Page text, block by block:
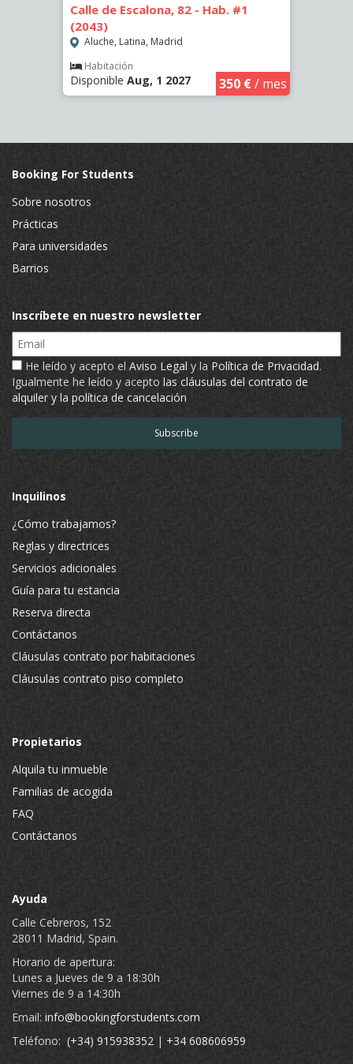
Calle de Escalona, 82 - Hab. #1
(2043)
Aluche, Latina, Madrid
Habitación
Disponible Aug, 1 2027 350 €/ mes
Booking For Students
Sobre nosotros
Prácticas
Para universidades
Barrios
Inscríbete en nuestro newsletter
Email
He leído y acepto el Aviso Legal y la Política de Privacidad.
Igualmente he leído y acepto las cláusulas del contrato de
alquiler y la política de cancelación
Inquilinos
¿Cómo trabajamos?
Reglas y directrices
Servicios adicionales
Guía para tu estancia
Reserva directa
Contáctanos
Cláusulas contrato por habitaciones
Cláusulas contrato piso completo
Propietarios
Alquila tu inmueble
Familias de acogida
FAQ
Contáctanos
Ayuda
Calle Cebreros, 152
28011 Madrid, Spain.
Horario de apertura:
Lunes a Jueves de 9 a 18:30h
Viernes de 9 a 14:30h
Email: info@bookingforstudents.com
Teléfono: (+34) 915938352 | +34 608606959